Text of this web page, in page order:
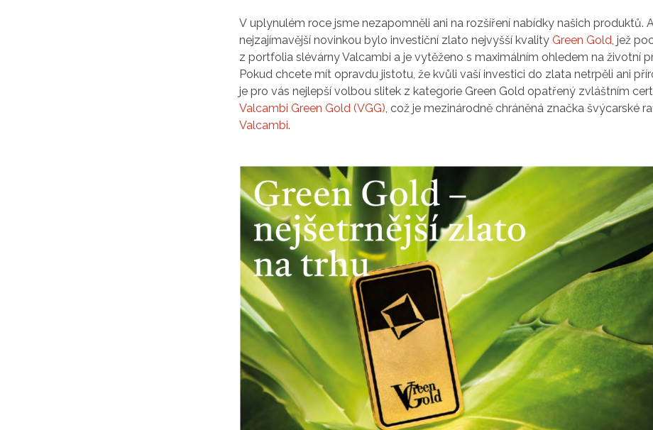
V uplynulém roce jsme nezapomněli ani na rozšíření nabídky našich produktů.
nejzajímavější novinkou bylo investiční zlato nejvyšší kvality Green Gold, jež
z portfolia slévárny Valcambi a je vytěženo s maximálním ohledem na životní
Pokud chcete mít opravdu jistotu, že kvůli vaší investici do zlata netrpěli ani
je pro vás nejlepší volbou slitek z kategorie Green Gold opatřený zvláštním
Valcambi Green Gold (VGG), což je mezinárodně chráněná značka švýcarské
Valcambi.